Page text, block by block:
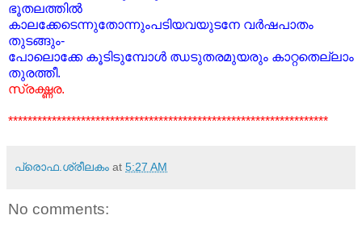
ഭൂതലത്തില്‍
കാലക്കേടെന്നുതോന്നും‌പടിയവയുടനേ വര്‍ഷപാതം
തുടങ്ങും-
പോലൊക്കേ കൂടിടുമ്പോള്‍ ഝടുതരമുയരും കാറ്റതെല്ലാം
തുരത്തീ.
സ്രഗ്ദ്ധര.
******************************************************************
പ്രൊഫ.ശ്രീലകം at 5:27 AM
No comments: